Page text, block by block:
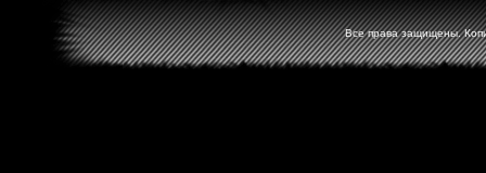
Все права защищены.